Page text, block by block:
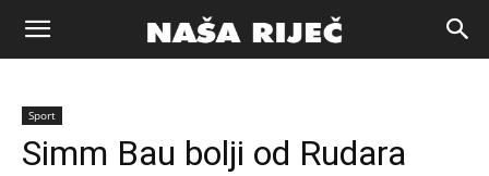
Naša
riječ
Sport
Simm Bau bolji od Rudara